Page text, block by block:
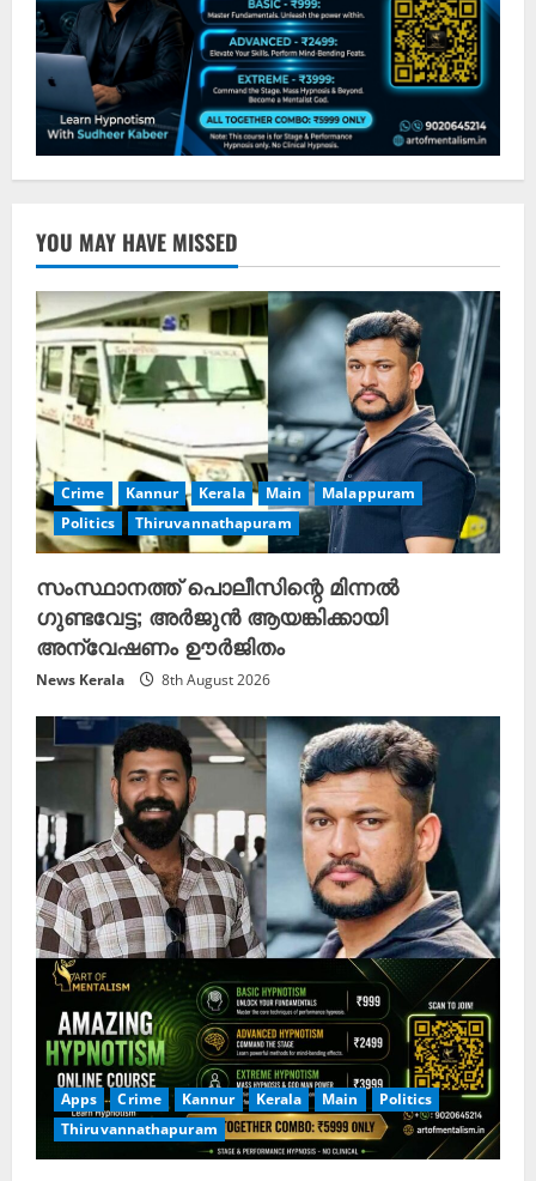
YOU MAY HAVE MISSED
Crime Kannur Kerala Main
Malappuram
Politics
Thiruvannathapuram
സംസ്ഥാനത്ത് പൊലീസിന്റെ മിന്നൽ
ഗുണ്ടവേട്ട; അർജുൻ ആയങ്കിക്കായി
അന്വേഷണം ഊർജിതം
News Kerala 8th August 2026
Apps Crime Kannur Kerala Main
Politics
Thiruvannathapuram